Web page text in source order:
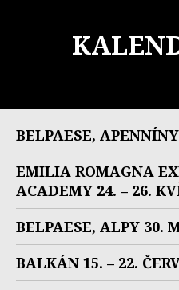
BELPAESE,
EMILIA ROMAGNA
ACADEMY 24. – 26.
BELPAESE, ALPY 30.
BALKÁN 15. – 22.